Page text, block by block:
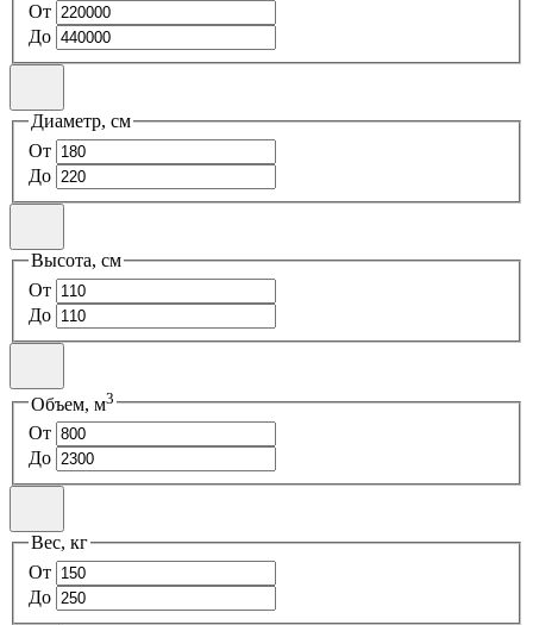
От
До
Диаметр, см
От
До
Высота, см
От
До
Объем, м3
От
До
Вес, кг
От
До